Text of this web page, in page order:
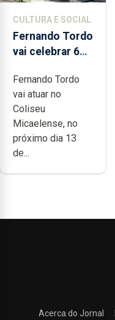
CULTURA E SOCIAL
Fernando Tordo
vai celebrar 60
no Coliseu
Micaelense
Fernando Tordo
vai atuar no
Coliseu
Micaelense, no
próximo dia 13
de...
Acerca do Jornal